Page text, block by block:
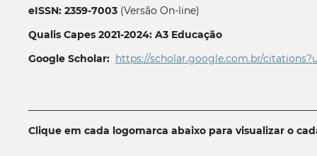
eISSN: 2359-7003(Versão On-line)
Qualis Capes 2021-2024: A3 Educação
Google Scholar: https://scholar.google.com.br/
Clique em cada logomarca abaixo para visualizar o